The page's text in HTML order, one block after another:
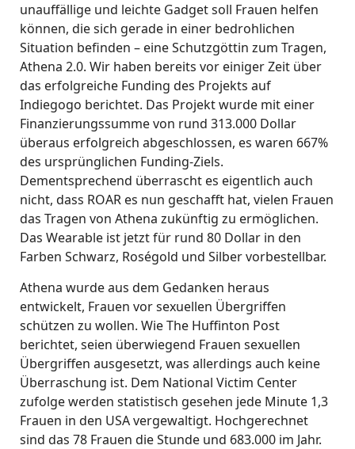
unauffällige und leichte Gadget soll Frauen helfen
können, die sich gerade in einer bedrohlichen
Situation befinden – eine Schutzgöttin zum Tragen,
Athena 2.0. Wir haben bereits vor einiger Zeit über
das erfolgreiche Funding des Projekts auf
Indiegogo berichtet. Das Projekt wurde mit einer
Finanzierungssumme von rund 313.000 Dollar
überaus erfolgreich abgeschlossen, es waren 667%
des ursprünglichen Funding-Ziels.
Dementsprechend überrascht es eigentlich auch
nicht, dass ROAR es nun geschafft hat, vielen Frauen
das Tragen von Athena zukünftig zu ermöglichen.
Das Wearable ist jetzt für rund 80 Dollar in den
Farben Schwarz, Roségold und Silber vorbestellbar.
Athena wurde aus dem Gedanken heraus
entwickelt, Frauen vor sexuellen Übergriffen
schützen zu wollen. Wie The Huffinton Post
berichtet, seien überwiegend Frauen sexuellen
Übergriffen ausgesetzt, was allerdings auch keine
Überraschung ist. Dem National Victim Center
zufolge werden statistisch gesehen jede Minute 1,3
Frauen in den USA vergewaltigt. Hochgerechnet
sind das 78 Frauen die Stunde und 683.000 im Jahr.